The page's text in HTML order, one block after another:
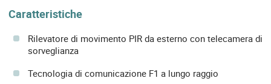
Caratteristiche
Rilevatore di movimento PIR da esterno con telecamera di
sorveglianza
Tecnologia di comunicazione F1 a lungo raggio